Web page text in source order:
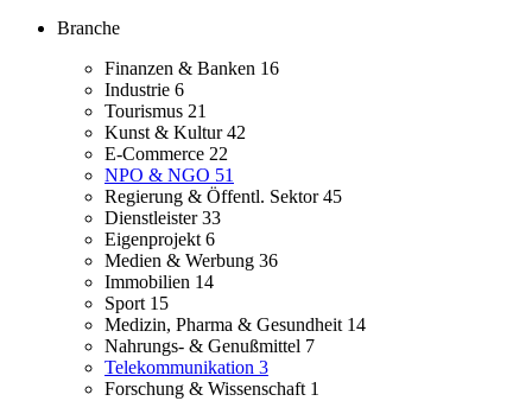
Branche
Finanzen & Banken 16
Industrie 6
Tourismus 21
Kunst & Kultur42
E-Commerce 22
NPO & NGO 51
Regierung & Öffentl. Sektor45
Dienstleister33
Eigenprojekt 6
Medien & Werbung 36
Immobilien 14
Sport 15
Medizin, Pharma & Gesundheit 14
Nahrungs- & Genußmittel 7
Telekommunikation 3
Forschung & Wissenschaft 1